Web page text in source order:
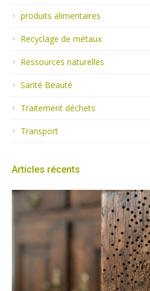
produits alimentaires
Recyclage de métaux
Ressources naturelles
Santé Beauté
Traitement déchets
Transport
Articles récents